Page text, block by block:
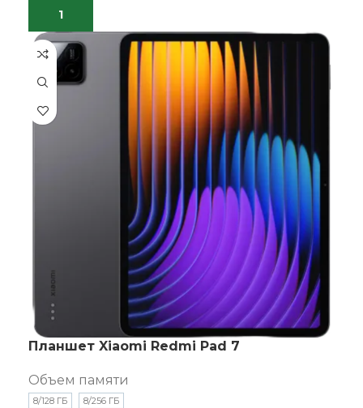
Планшет Xiaomi Redmi Pad 7
Объем памяти
8/128 ГБ 8/256 ГБ